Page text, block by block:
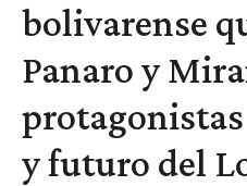
bolivarense
Panaro y
y futuro del